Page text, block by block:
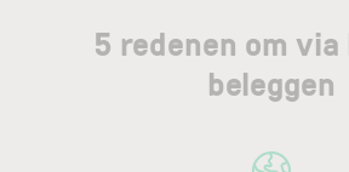
5 redenen om via
beleggen